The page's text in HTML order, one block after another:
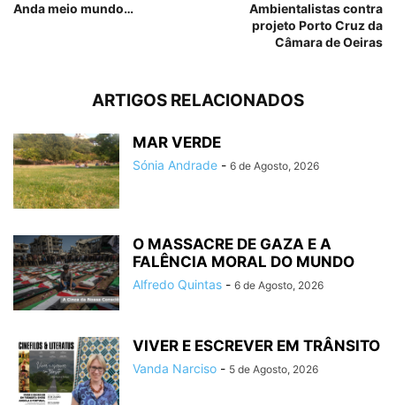
Anda meio mundo…
Ambientalistas contra
projeto Porto Cruz da
Câmara de Oeiras
ARTIGOS RELACIONADOS
MAR VERDE
Sónia Andrade - 6 de Agosto, 2026
O MASSACRE DE GAZA E A
FALÊNCIA MORAL DO MUNDO
Alfredo Quintas - 6 de Agosto, 2026
VIVER E ESCREVER EM TRÂNSITO
Vanda Narciso - 5 de Agosto, 2026